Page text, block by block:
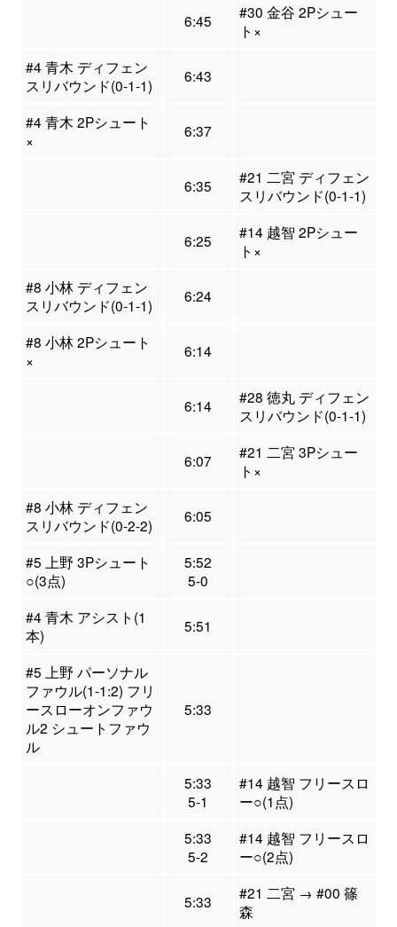
6:45
#30 金谷 2Pシュー
ト×
#4 青木 ディフェン
スリバウンド(0-1-1)
6:43
#4 青木 2Pシュート
×
6:37
6:35
#21 二宮 ディフェン
スリバウンド(0-1-1)
6:25
#14 越智 2Pシュー
ト×
#8 小林 ディフェン
スリバウンド(0-1-1)
6:24
#8 小林 2Pシュート
×
6:14
6:14
#28 徳丸 ディフェン
スリバウンド(0-1-1)
6:07
#21 二宮 3Pシュー
ト×
#8 小林 ディフェン
スリバウンド(0-2-2)
6:05
#5 上野 3Pシュート
○(3点)
5:52
5-0
#4 青木 アシスト(1
本)
5:51
#5 上野 パーソナル
ファウル(1-1:2) フリ
ースローオンファウ
ル2 シュートファウ
ル
5:33
5:33
5-1
#14 越智 フリースロ
ー○(1点)
5:33
5-2
#14 越智 フリースロ
ー○(2点)
5:33
#21 二宮 → #00 篠
森